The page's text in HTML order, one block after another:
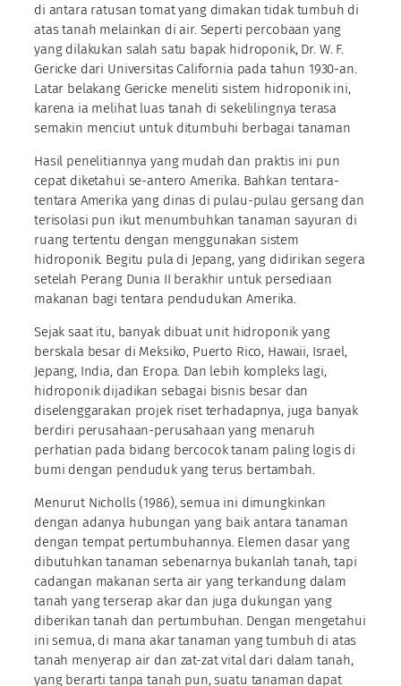
di antara ratusan tomat yang dimakan tidak tumbuh di
atas tanah melainkan di air. Seperti percobaan yang
yang dilakukan salah satu bapak hidroponik, Dr. W. F.
Gericke dari Universitas California pada tahun 1930-an.
Latar belakang Gericke meneliti sistem hidroponik ini,
karena ia melihat luas tanah di sekelilingnya terasa
semakin menciut untuk ditumbuhi berbagai tanaman
Hasil penelitiannya yang mudah dan praktis ini pun
cepat diketahui se-antero Amerika. Bahkan tentara-
tentara Amerika yang dinas di pulau-pulau gersang dan
terisolasi pun ikut menumbuhkan tanaman sayuran di
ruang tertentu dengan menggunakan sistem
hidroponik. Begitu pula di Jepang, yang didirikan segera
setelah Perang Dunia II berakhir untuk persediaan
makanan bagi tentara pendudukan Amerika.
Sejak saat itu, banyak dibuat unit hidroponik yang
berskala besar di Meksiko, Puerto Rico, Hawaii, Israel,
Jepang, India, dan Eropa. Dan lebih kompleks lagi,
hidroponik dijadikan sebagai bisnis besar dan
diselenggarakan projek riset terhadapnya, juga banyak
berdiri perusahaan-perusahaan yang menaruh
perhatian pada bidang bercocok tanam paling logis di
bumi dengan penduduk yang terus bertambah.
Menurut Nicholls (1986), semua ini dimungkinkan
dengan adanya hubungan yang baik antara tanaman
dengan tempat pertumbuhannya. Elemen dasar yang
dibutuhkan tanaman sebenarnya bukanlah tanah, tapi
cadangan makanan serta air yang terkandung dalam
tanah yang terserap akar dan juga dukungan yang
diberikan tanah dan pertumbuhan. Dengan mengetahui
ini semua, di mana akar tanaman yang tumbuh di atas
tanah menyerap air dan zat-zat vital dari dalam tanah,
yang berarti tanpa tanah pun, suatu tanaman dapat